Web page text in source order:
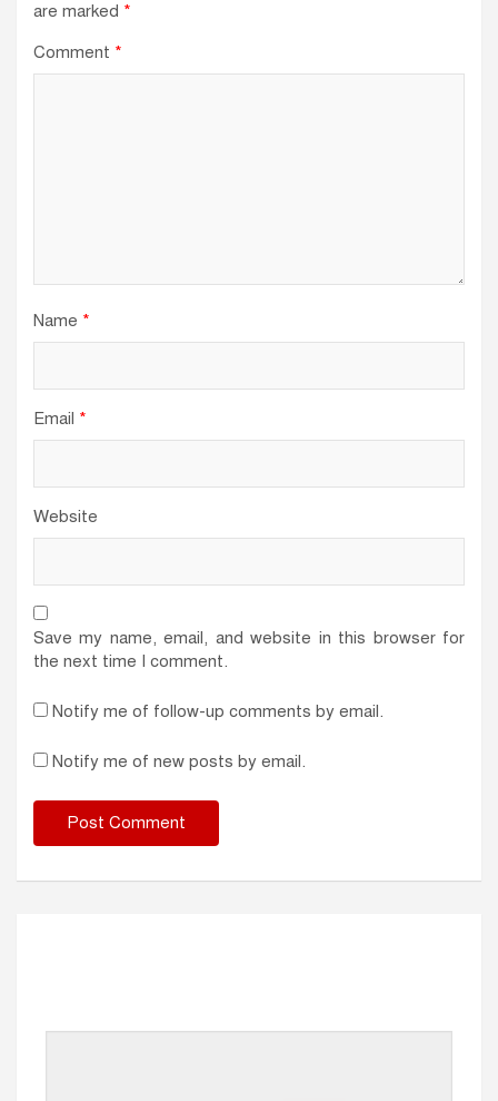
are marked *
Comment *
Name *
Email *
Website
Save my name, email, and website in this browser for
the next time I comment.
Notify me of follow-up comments by email.
Notify me of new posts by email.